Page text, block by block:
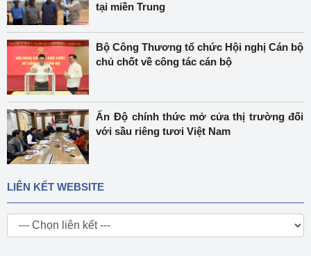
tại miền Trung
Bộ Công Thương tổ chức Hội nghị Cán bộ
chủ chốt về công tác cán bộ
Ấn Độ chính thức mở cửa thị trường đối
với sầu riêng tươi Việt Nam
LIÊN KẾT WEBSITE